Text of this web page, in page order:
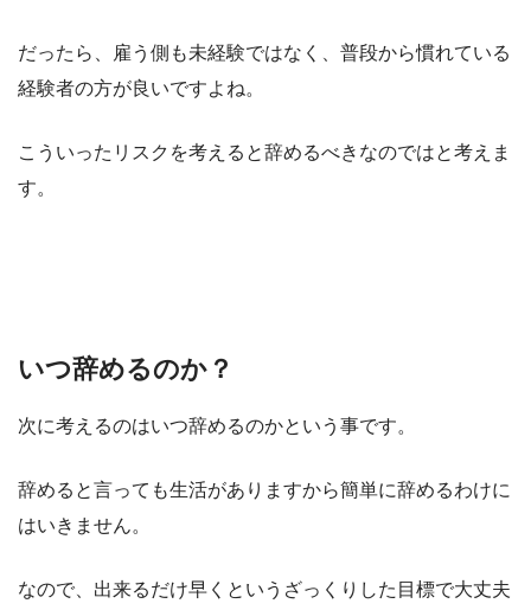
だったら、雇う側も未経験ではなく、普段から慣れている
経験者の方が良いですよね。
こういったリスクを考えると辞めるべきなのではと考えま
す。
いつ辞めるのか？
次に考えるのはいつ辞めるのかという事です。
辞めると言っても生活がありますから簡単に辞めるわけに
はいきません。
なので、出来るだけ早くというざっくりした目標で大丈夫